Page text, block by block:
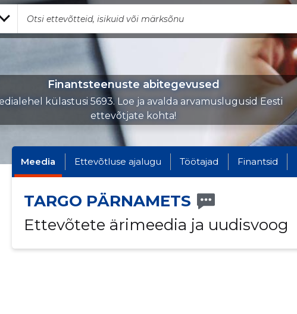
Finantsteenuste abitegevused
külastusi 5693. Loe ja avalda arvamuslugusid Eesti
ettevõtjate kohta!
Meedia Ettevõtluse ajalugu Töötajad Finantsid
TARGO PÄRNAMETS
Ettevõtete ärimeedia ja uudisvoog